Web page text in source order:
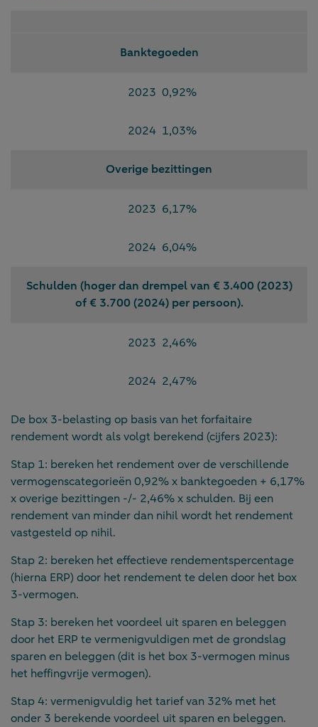
Banktegoeden
2023 0,92%
2024 1,03%
Overige bezittingen
2023 6,17%
2024 6,04%
Schulden (hoger dan drempel van € 3.400 (2023)
of € 3.700 (2024) per persoon).
2023 2,46%
2024 2,47%
De box 3-belasting op basis van het forfaitaire
rendement wordt als volgt berekend (cijfers 2023):
Stap 1: bereken het rendement over de verschillende
vermogenscategorieën 0,92% x banktegoeden + 6,17%
x overige bezittingen -/- 2,46% x schulden. Bij een
rendement van minder dan nihil wordt het rendement
vastgesteld op nihil.
Stap 2: bereken het effectieve rendementspercentage
(hierna ERP) door het rendement te delen door het box
3-vermogen.
Stap 3: bereken het voordeel uit sparen en beleggen
door het ERP te vermenigvuldigen met de grondslag
sparen en beleggen (dit is het box 3-vermogen minus
het heffingvrije vermogen).
Stap 4: vermenigvuldig het tarief van 32% met het
onder 3 berekende voordeel uit sparen en beleggen.